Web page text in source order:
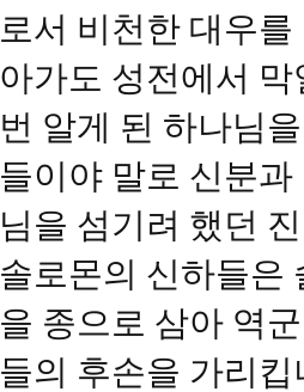
로서 비천한 대우
아가도 성전에서
번 알게 된 하나님
들이야 말로 신분
님을 섬기려 했던
솔로몬의 신하들은
을 종으로 삼아 역
들의 후손을 가리